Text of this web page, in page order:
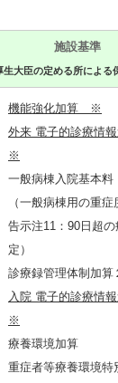
施設基準
大臣の定める所による
機能強化加算 ※
外来 電子的診療情
※
一般病棟入院基本料
（一般病棟用の重
告示注11：90日超
定）
診療録管理体制加算
入院 電子的診療情
※
療養環境加算
重症者等療養環境特